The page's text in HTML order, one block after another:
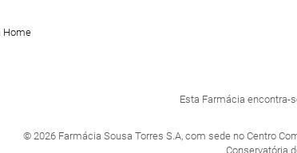
Home
Esta Farmácia encontra-
© 2026 Farmácia Sousa Torres S.A, com sede no Centro
Conservatória